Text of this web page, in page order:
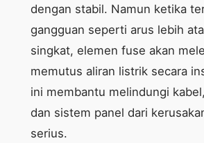
dengan stabil. Namun ketika
gangguan seperti arus lebih
singkat, elemen fuse akan
memutus aliran listrik secara
ini membantu melindungi
dan sistem panel dari
serius.